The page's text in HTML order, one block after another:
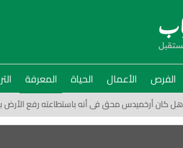
الفرص الأعمال الحياة المعرفة
هل كان أرخميدس محق فى أنه باستطاعته رفع الأرض